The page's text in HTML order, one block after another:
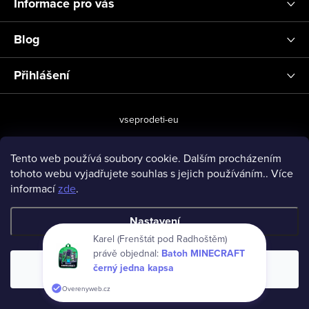
Tento web používá soubory cookie. Dalším procházením
tohoto webu vyjadřujete souhlas s jejich používáním.. Více
informacízde.
Nastavení
Souhlasím
Blog
Přihlášení
vseprodeti-eu
Copyright 2026www.vseprodeti.eu. Všechna práva vyhrazena.
Karel (Frenštát pod Radhoštěm)
právě objednal: Batoh MINECRAFT
černý jedna kapsa
Overenyweb.cz